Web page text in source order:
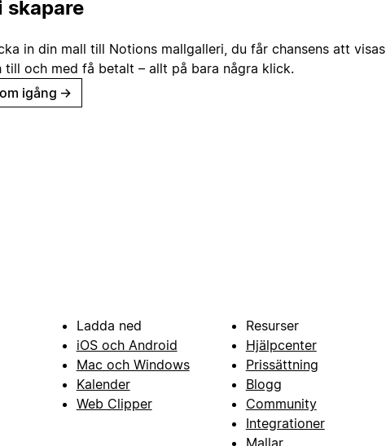
skapare
in din mall till Notions mallgalleri, du får chansens att visas
till och med få betalt – allt på bara några klick.
igång →
Ladda ned
iOS och Android
Mac och Windows
Kalender
Web Clipper
Resurser
Hjälpcenter
Prissättning
Blogg
Community
Integrationer